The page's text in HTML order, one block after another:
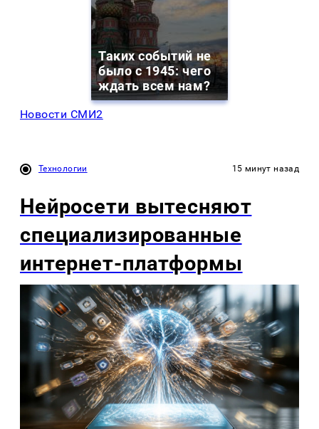
Таких событий не
было с 1945: чего
ждать всем нам?
Новости СМИ2
Технологии 15 минут назад
Нейросети вытесняют
специализированные
интернет-платформы